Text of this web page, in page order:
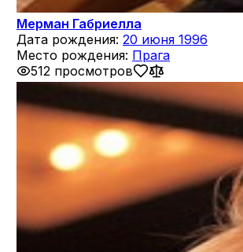
Мерман Габриелла
Дата рождения: 20 июня 1996
Место рождения: Прага
512 просмотров